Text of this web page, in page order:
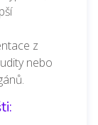
z
nebo